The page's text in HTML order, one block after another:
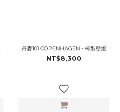
丹麥101 COPENHAGEN - 棒型壁燈
NT$8,300